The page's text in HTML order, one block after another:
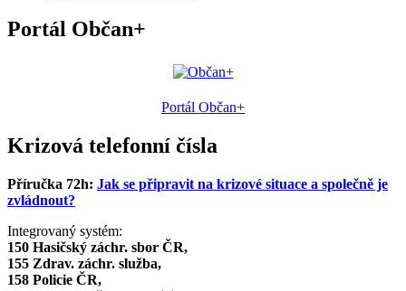
Portál Občan+
Portál Občan+
Krizová telefonní čísla
Příručka 72h: Jak se připravit na krizové situace a společně je
zvládnout?
Integrovaný systém:
150 Hasičský záchr. sbor ČR,
155 Zdrav. záchr. služba,
158 Policie ČR,